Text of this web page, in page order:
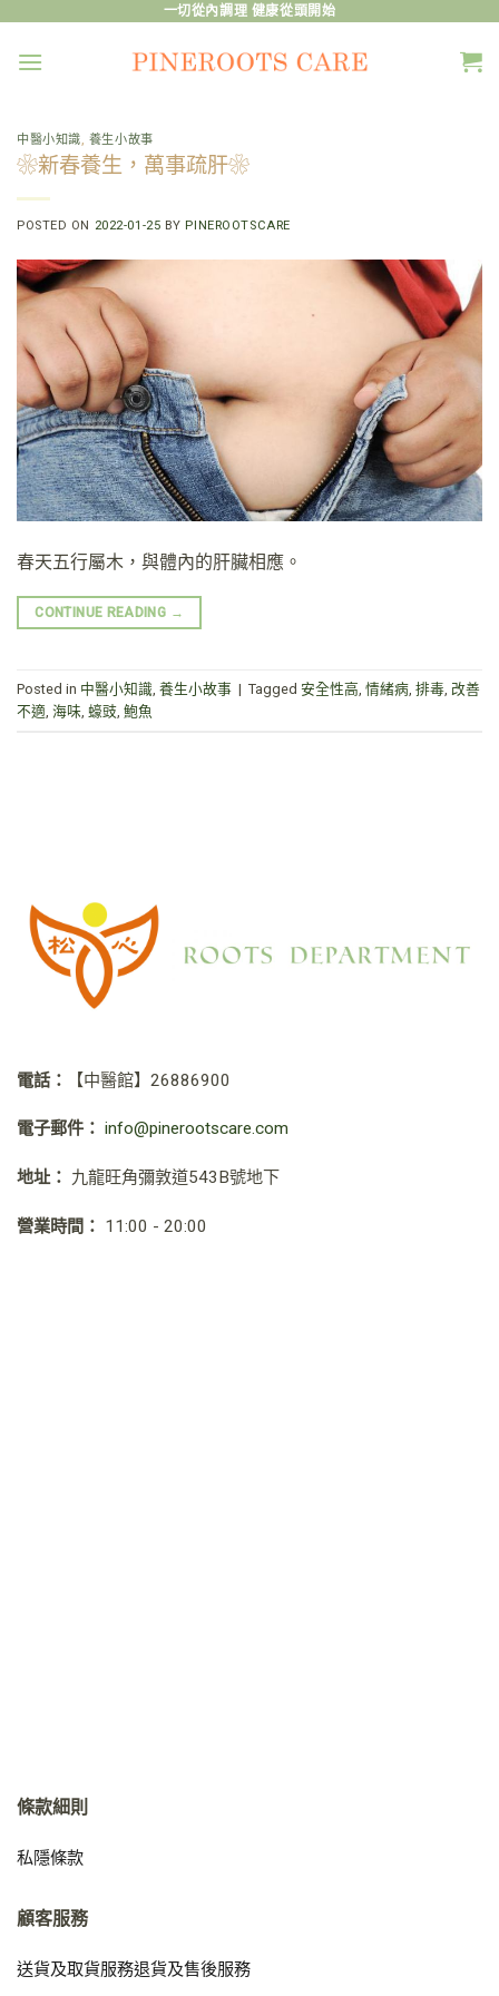
content
一切從內調理 健康從頭開始
中醫小知識, 養生小故事
❀新春養生，萬事疏肝❀
POSTED ON 2022-01-25 BY PINEROOTSCARE
春天五行屬木，與體內的肝臟相應。
CONTINUE READING →
Posted in 中醫小知識 養生小故事 | Tagged 安全性高 情緒病 排毒 改善
不適 海味 蠔豉 鮑魚
電話： 【中醫館】 26886900
電子郵件： info@pinerootscare.com
地址： 九龍旺角彌敦道543B號地下
營業時間： 11:00 - 20:00
條款細則
私隱條款
顧客服務
送貨及取貨服務退貨及售後服務